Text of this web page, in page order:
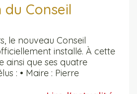
Conseil
le nouveau Conseil
installé. À cette
ainsi que ses quatre
: • Maire : Pierre